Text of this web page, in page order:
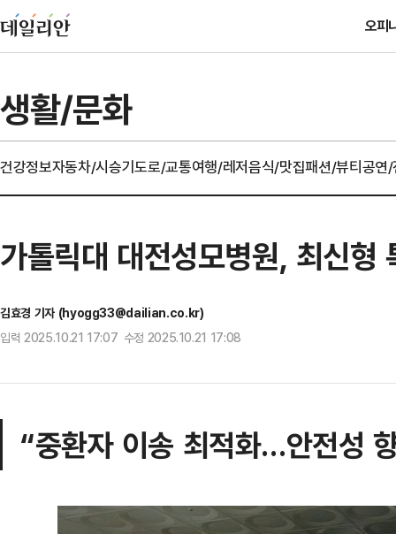
오피
생활/문화
건강정보자동차/시승기도로/교통여행/레저음식/맛집패션/뷰티공연
가톨릭대 대전성모병원, 최신형
김효경 기자 (hyogg33@dailian.co.kr)
입력 2025.10.21 17:07 수정 2025.10.21 17:08
“중환자 이송 최적화…안전성